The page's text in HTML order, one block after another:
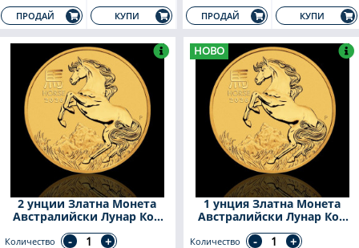
ПРОДАЙ КУПИ ПРОДАЙ КУПИ
2 унции Златна Монета
Австралийски Лунар Кон
2026
Количество
НОВО
1 унция Златна Монета
Австралийски Лунар Кон
2026
Количество